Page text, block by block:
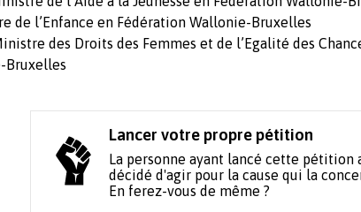
de l’Enfance en Fédération Wallonie-Bruxelles
des Droits des Femmes et de l’Egalité des
Bruxelles
Lancer votre propre pétition
La personne ayant lancé cette pétition
décidé d'agir pour la cause qui la
En ferez-vous de même ?